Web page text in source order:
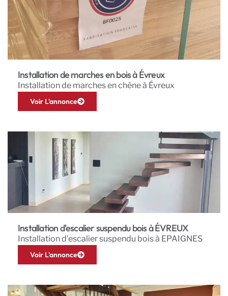
Installation de marches en bois à Évreux
Installation de marches en chêne à Évreux
Voir L'annonce
Installation d'escalier suspendu bois à ÉVREUX
Installation d’escalier suspendu bois à EPAIGNES
Voir L'annonce